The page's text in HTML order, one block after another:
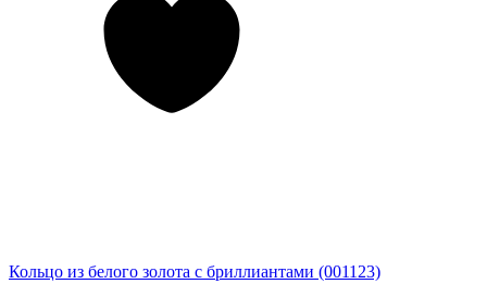
Кольцо из белого золота с бриллиантами (001123)